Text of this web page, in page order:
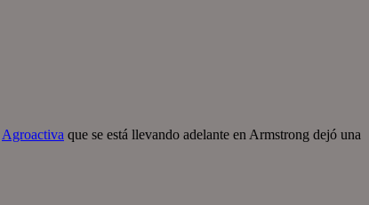
Agroactiva que se está llevando adelante en Armstrong dejó una